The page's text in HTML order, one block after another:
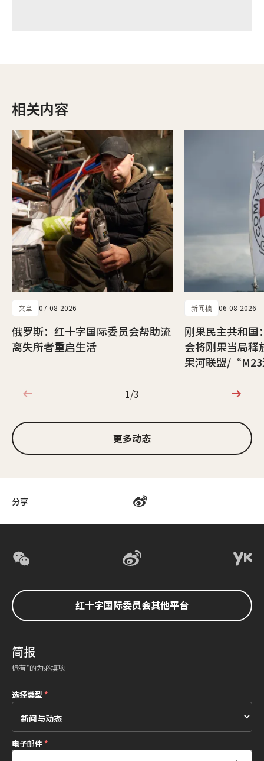
分享
相关内容
文章 07-08-2026
俄罗斯：红十字国际委员会帮助流
离失所者重启生活
新闻稿 06-08-2026
刚果民主共和国
会将刚果当局释
果河联盟/
1/3
1/3
更多动态
红十字国际委员会其他平台
简报
标有*的为必填项
选择类型*
电子邮件*